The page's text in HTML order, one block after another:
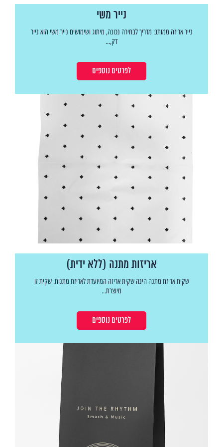
נייר משי
נייר אריזה ממותג: מדריך לבחירה נכונה, מיתוג ושימושים נייר משי הוא נייר
דק,...
לפרטים נוספים
אריזות מתנה (ללא ידית)
שקית אריזת מתנה הינה שקית אריזה המיועדת לאריזת מתנות. שקית זו
מיוצרת...
לפרטים נוספים